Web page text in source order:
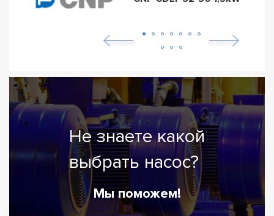
Не знаете какой
выбрать насос?
Мы поможем!